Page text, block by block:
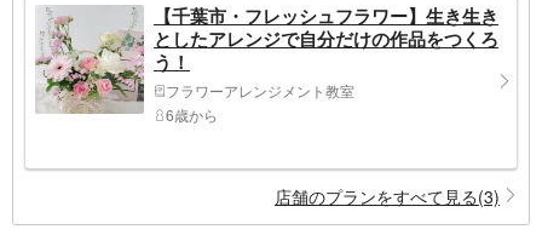
【千葉市・フレッシュフラワー】生き生き
としたアレンジで自分だけの作品をつくろ
う！
フラワーアレンジメント教室
6歳から
店舗のプランをすべて見る(3)